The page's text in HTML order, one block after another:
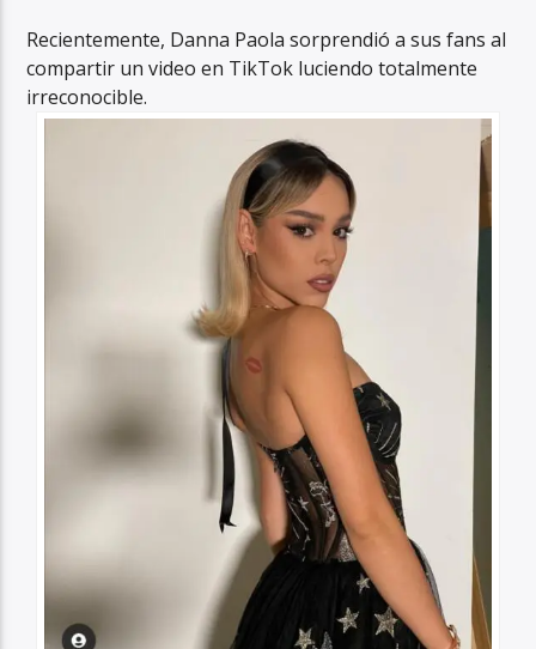
Recientemente, Danna Paola sorprendió a sus fans al
compartir un video en TikTok luciendo totalmente
irreconocible.